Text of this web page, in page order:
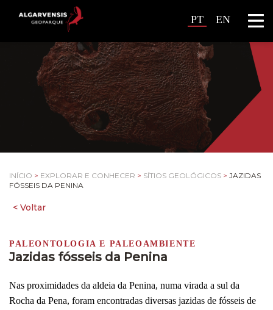
PT EN
INÍCIO > EXPLORAR E CONHECER > SÍTIOS GEOLÓGICOS > JAZIDAS
FÓSSEIS DA PENINA
PALEONTOLOGIA E PALEOAMBIENTE
Jazidas fósseis da Penina
Nas proximidades da aldeia da Penina, numa virada a sul da
Rocha da Pena, foram encontradas diversas jazidas de fósseis de